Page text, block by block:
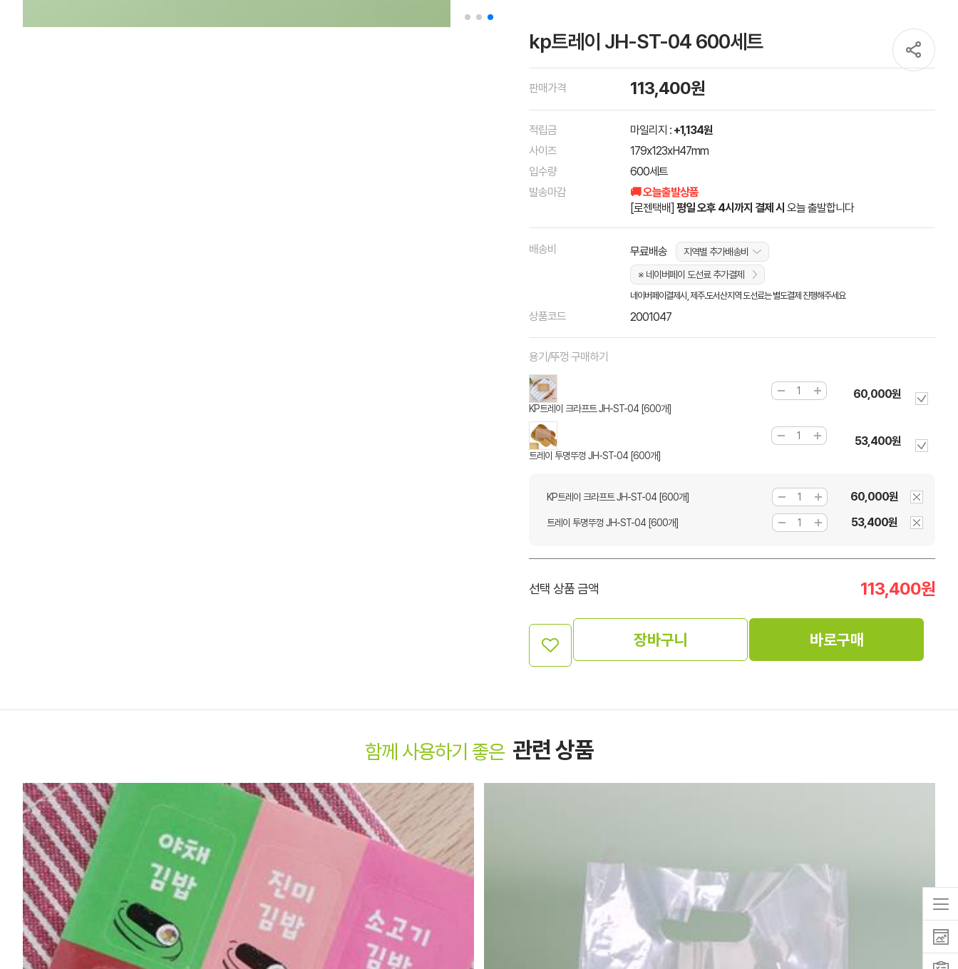
kp트레이 JH-ST-04 600세트
판매가격 113,400원
적립금 마일리지 : +1,134원
사이즈
179x123xH47mm
입수량
600세트
발송마감
🚚 오늘출발상품
[로젠택배] 평일 오후 4시까지 결제 시 오늘 출발합니다
배송비 무료배송
지역별 추가배송비
※ 네이버페이 도선료 추가결제
네이버페이결제시, 제주.도서산지역 도선료는 별도결제 진행해주세요
상품코드 2001047
용기/뚜껑 구매하기
KP트레이 크라프트 JH-ST-04 [600개]
60,000원
트레이 투명뚜껑 JH-ST-04 [600개]
53,400원
KP트레이 크라프트 JH-ST-04 [600개] 60,000원
트레이 투명뚜껑 JH-ST-04 [600개] 53,400원
선택 상품 금액 113,400원
장바구니 바로구매
함께 사용하기 좋은 관련 상품